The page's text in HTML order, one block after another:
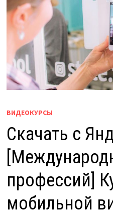
ВИДЕОКУРСЫ
Скачать с
профессий]
мобильной